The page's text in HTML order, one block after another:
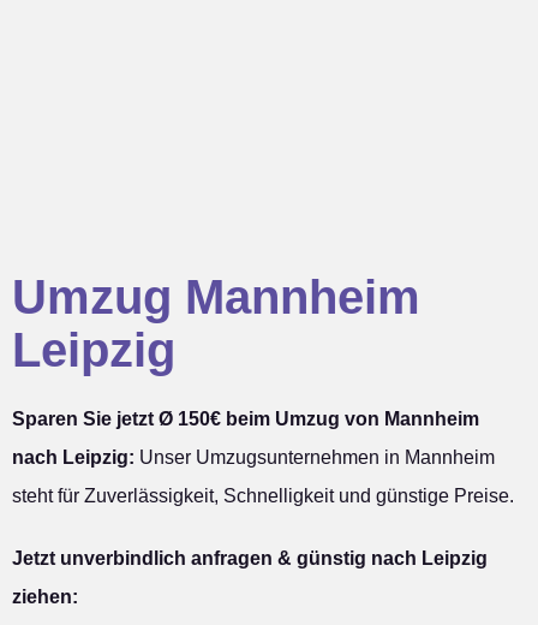
Umzug Mannheim
Leipzig
Sparen Sie jetzt Ø 150€ beim Umzug von Mannheim
nach Leipzig: Unser Umzugsunternehmen in Mannheim
steht für Zuverlässigkeit, Schnelligkeit und günstige Preise.
Jetzt unverbindlich anfragen & günstig nach Leipzig
ziehen: